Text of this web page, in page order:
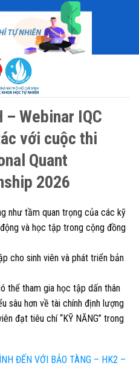
– Webinar IQC
với cuộc thi
Quant
2026
như tầm quan trọng của các kỹ
và học tập trong cộng đồng
cho sinh viên và phát triển bản
thể tham gia học tập dấn thân
sâu hơn về tài chính định lượng
đạt tiêu chí “KỸ NĂNG” trong
ĐẾN VỚI BẢO TÀNG – HK2 –